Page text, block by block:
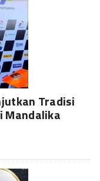
Tradisi
Mandalika